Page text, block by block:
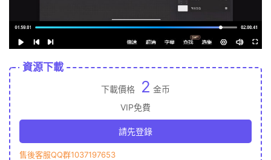
資源下載
下載價格 2 金币
VIP免費
請先登錄
售後客服QQ群1037197653